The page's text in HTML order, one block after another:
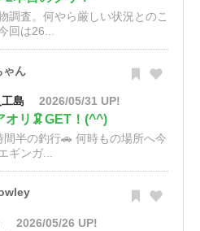
調査。何やら厳しい状況とのこ
回は26...
ゃん
島 2026/05/31 UP!
オリ🦑GET！(^^)
間半の釣行🚗 何時もの場所へ今
ギンガ...
2026/05/26 UP!